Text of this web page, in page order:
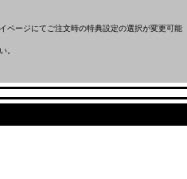
ページにてご注文時の特典設定の選択が変更可能
。